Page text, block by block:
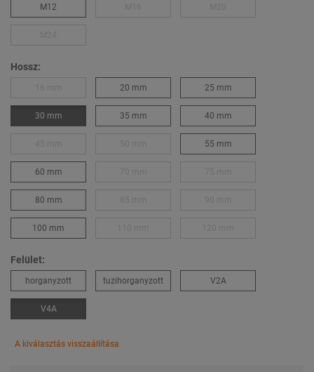
M12
Hossz:
20 mm 25 mm
30 mm 35 mm 40 mm
55 mm
60 mm
80 mm
100 mm
Felület:
horganyzott tuzihorganyzott V2A
V4A
A kiválasztás visszaállítása